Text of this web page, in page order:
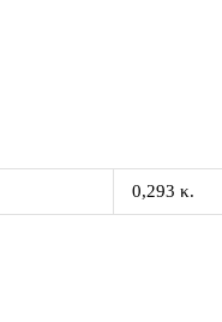
0,293 κ.